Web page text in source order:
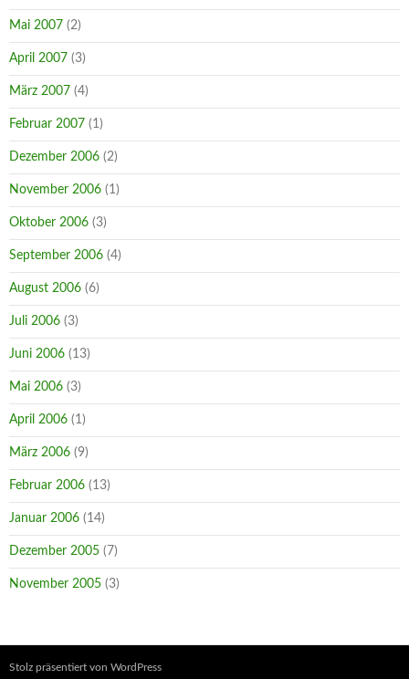
Mai 2007 (2)
April 2007 (3)
März 2007 (4)
Februar 2007 (1)
Dezember 2006 (2)
November 2006 (1)
Oktober 2006 (3)
September 2006 (4)
August 2006 (6)
Juli 2006 (3)
Juni 2006 (13)
Mai 2006 (3)
April 2006 (1)
März 2006 (9)
Februar 2006 (13)
Januar 2006 (14)
Dezember 2005 (7)
November 2005 (3)
Stolz präsentiert von WordPress